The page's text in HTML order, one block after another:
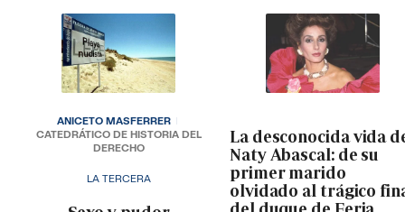
LA TERCERA
ANICETO MASFERRER
CATEDRÁTICO DE HISTORIA DEL
DERECHO
La desconocida vida
Naty Abascal: de su
primer marido
olvidado al trágico